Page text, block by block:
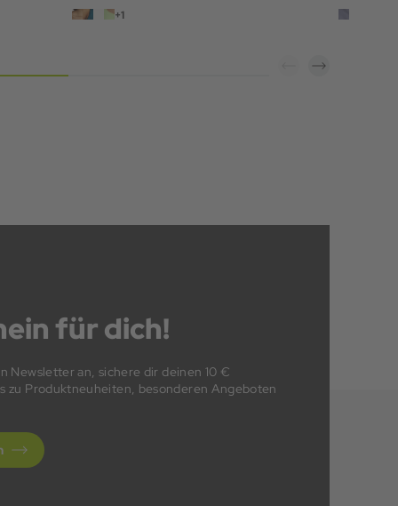
+1
für dich!
Newsletter an, sichere dir deinen 10 €
zu Produktneuheiten, besonderen Angeboten